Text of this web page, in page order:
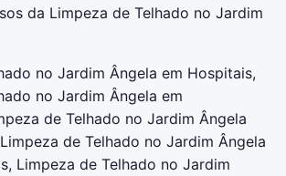
da Limpeza de Telhado no Jardim
no Jardim Ângela em Hospitais,
no Jardim Ângela em
de Telhado no Jardim Ângela
de Telhado no Jardim Ângela
Limpeza de Telhado no Jardim